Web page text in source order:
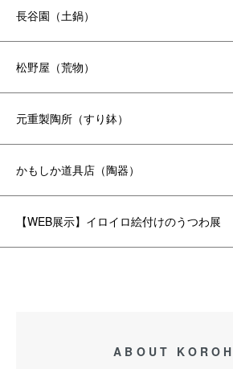
長谷園（土鍋）
松野屋（荒物）
元重製陶所（すり鉢）
かもしか道具店（陶器）
【WEB展示】イロイロ絵付けのうつわ展
ABOUT